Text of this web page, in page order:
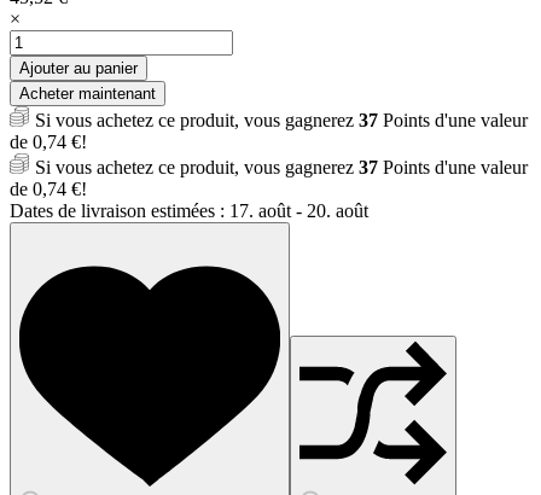
×
quantité
de
Sac
antivol
bandoulière
imperméable
multifonction
pour
hommes
Ajouter au panier
Acheter maintenant
Si vous achetez ce produit, vous gagnerez 37 Points d'une valeur
de 0,74 €!
Si vous achetez ce produit, vous gagnerez 37 Points d'une valeur
de 0,74 €!
Dates de livraison estimées : 17. août - 20. août